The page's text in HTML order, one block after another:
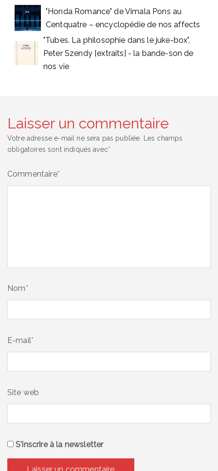
"Honda Romance" de Vimala Pons au
Centquatre – encyclopédie de nos affects
"Tubes. La philosophie dans le juke-box",
Peter Szendy [extraits] - la bande-son de
nos vie
Laisser un commentaire
Votre adresse e-mail ne sera pas publiée. Les champs
obligatoires sont indiqués avec*
Commentaire*
Nom*
E-mail*
Site web
S'inscrire à la newsletter